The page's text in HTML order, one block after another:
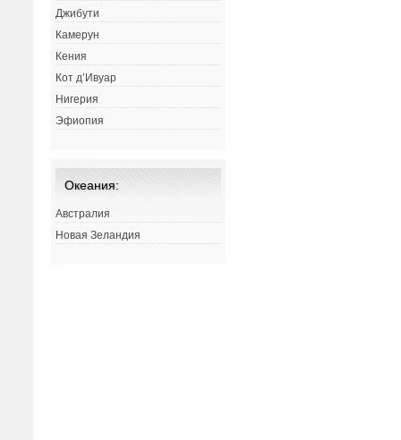
Джибути
Камерун
Кения
Кот д’Ивуар
Нигерия
Эфиопия
Океания:
Австралия
Новая Зеландия